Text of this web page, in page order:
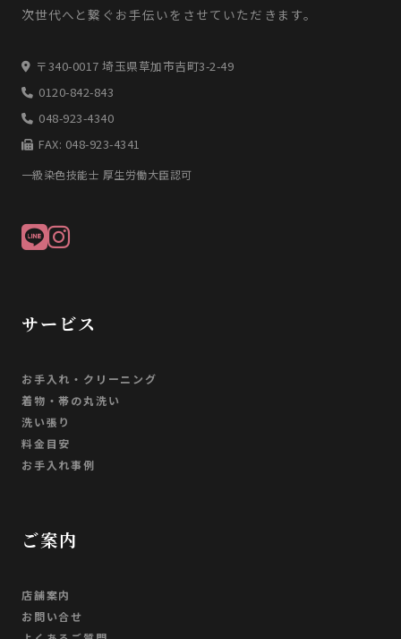
次世代へと繋ぐお手伝いをさせていただきます。
〒340-0017 埼玉県草加市吉町3-2-49
0120-842-843
048-923-4340
FAX: 048-923-4341
一級染色技能士 厚生労働大臣認可
サービス
お手入れ・クリーニング
着物・帯の丸洗い
洗い張り
料金目安
お手入れ事例
ご案内
店舗案内
お問い合せ